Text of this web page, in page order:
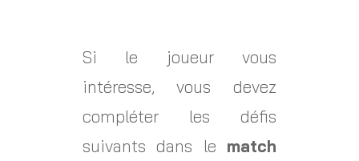
Si le joueur vous
intéresse, vous devez
compléter les défis
suivants dans le match